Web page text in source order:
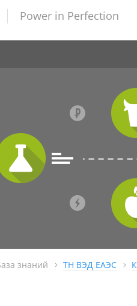
Power in Perfection
знаний ТН ВЭД ЕАЭС